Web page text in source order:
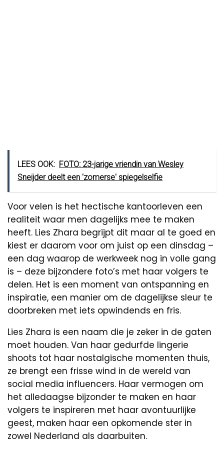
LEES OOK: FOTO: 23-jarige vriendin van Wesley
Sneijder deelt een 'zomerse' spiegelselfie
Voor velen is het hectische kantoorleven een
realiteit waar men dagelijks mee te maken
heeft. Lies Zhara begrijpt dit maar al te goed en
kiest er daarom voor om juist op een dinsdag –
een dag waarop de werkweek nog in volle gang
is – deze bijzondere foto’s met haar volgers te
delen. Het is een moment van ontspanning en
inspiratie, een manier om de dagelijkse sleur te
doorbreken met iets opwindends en fris.
Lies Zhara is een naam die je zeker in de gaten
moet houden. Van haar gedurfde lingerie
shoots tot haar nostalgische momenten thuis,
ze brengt een frisse wind in de wereld van
social media influencers. Haar vermogen om
het alledaagse bijzonder te maken en haar
volgers te inspireren met haar avontuurlijke
geest, maken haar een opkomende ster in
zowel Nederland als daarbuiten.